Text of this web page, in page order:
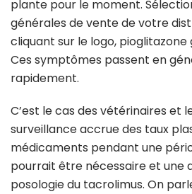
plante pour le moment.
générales de vente de votre
cliquant sur le logo,
Ces symptômes passent en
rapidement.
C’est le cas des vétérinaires et
surveillance accrue des taux
médicaments pendant une
pourrait être nécessaire et une
posologie du tacrolimus. On